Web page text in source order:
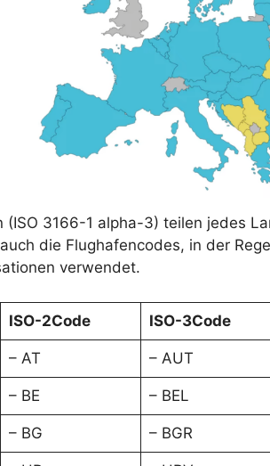
(ISO 3166-1 alpha-3) teilen jedes
die Flughafencodes, in der
verwendet.
ISO-2Code ISO-3Code
– AT – AUT
– BE – BEL
– BG – BGR